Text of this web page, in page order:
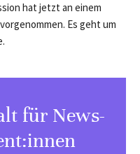
hat jetzt an einem
Es geht um
für News-